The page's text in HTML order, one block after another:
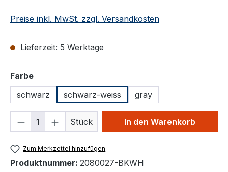
Preise inkl. MwSt. zzgl. Versandkosten
Lieferzeit: 5 Werktage
Farbeauswählen
schwarz
schwarz-weiss gray
Produkt Anzahl: Gib den
Stück In den Warenkorb
Zum Merkzettel hinzufügen
Produktnummer: 2080027-BKWH